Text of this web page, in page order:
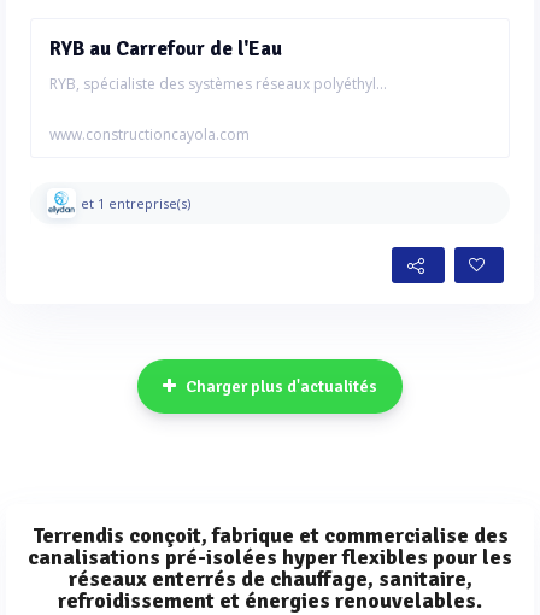
RYB au Carrefour de l'Eau
RYB, spécialiste des systèmes réseaux polyéthyl...
www.constructioncayola.com
et 1 entreprise(s)
Charger plus d'actualités
Terrendis conçoit, fabrique et commercialise des
canalisations pré-isolées hyper flexibles pour les
réseaux enterrés de chauffage, sanitaire,
refroidissement et énergies renouvelables.